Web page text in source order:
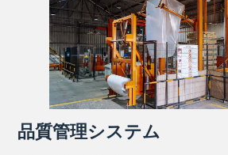
品質管理システム